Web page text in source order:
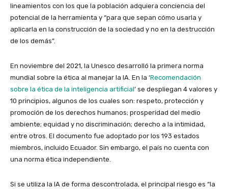
lineamientos con los que la población adquiera conciencia del
potencial de la herramienta y “para que sepan cómo usarla y
aplicarla en la construcción de la sociedad y no en la destrucción
de los demás”.
En noviembre del 2021, la Unesco desarrolló la primera norma
mundial sobre la ética al manejar la IA. En la ‘Recomendación
sobre la ética de la inteligencia artificial’ se despliegan 4 valores y
10 principios, algunos de los cuales son: respeto, protección y
promoción de los derechos humanos; prosperidad del medio
ambiente; equidad y no discriminación; derecho a la intimidad,
entre otros. El documento fue adoptado por los 193 estados
miembros, incluido Ecuador. Sin embargo, el país no cuenta con
una norma ética independiente.
Si se utiliza la IA de forma descontrolada, el principal riesgo es “la